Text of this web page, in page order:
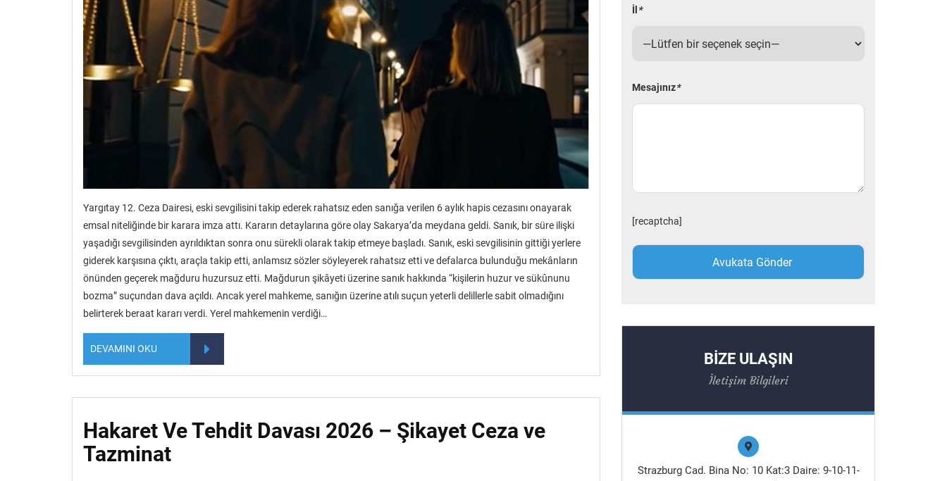
Yargıtay 12. Ceza Dairesi, eski sevgilisini takip ederek rahatsız eden sanığa verilen 6 aylık hapis cezasını onayarak
emsal niteliğinde bir karara imza attı. Kararın detaylarına göre olay Sakarya’da meydana geldi. Sanık, bir süre ilişki
yaşadığı sevgilisinden ayrıldıktan sonra onu sürekli olarak takip etmeye başladı. Sanık, eski sevgilisinin gittiği yerlere
giderek karşısına çıktı, araçla takip etti, anlamsız sözler söyleyerek rahatsız etti ve defalarca bulunduğu mekânların
önünden geçerek mağduru huzursuz etti. Mağdurun şikâyeti üzerine sanık hakkında “kişilerin huzur ve sükûnunu
bozma” suçundan dava açıldı. Ancak yerel mahkeme, sanığın üzerine atılı suçun yeterli delillerle sabit olmadığını
belirterek beraat kararı verdi. Yerel mahkemenin verdiği…
DEVAMINI OKU
Hakaret Ve Tehdit Davası 2026 – Şikayet Ceza ve
Tazminat
İl *
Mesajınız*
[recaptcha]
BİZE ULAŞIN
İletişim Bilgileri
Strazburg Cad. Bina No: 10 Kat:3 Daire: 9-10-11-